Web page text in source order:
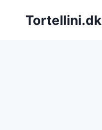
Tortellini.dk